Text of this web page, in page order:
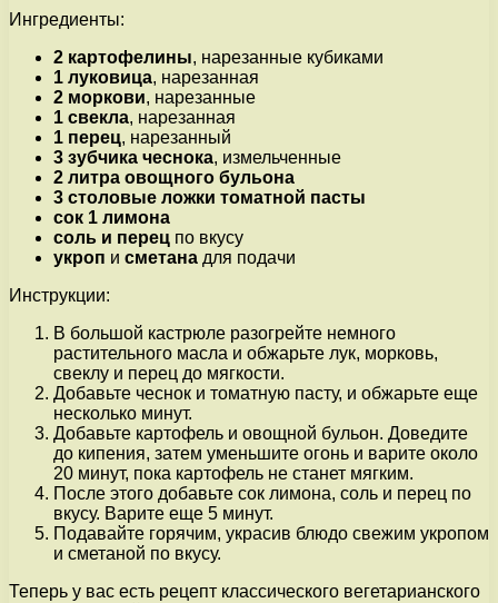
Ингредиенты:
2 картофелины, нарезанные кубиками
1 луковица, нарезанная
2 моркови, нарезанные
1 свекла, нарезанная
1 перец, нарезанный
3 зубчика чеснока, измельченные
2 литра овощного бульона
3 столовые ложки томатной пасты
сок 1 лимона
соль и перец по вкусу
укроп и сметана для подачи
Инструкции:
В большой кастрюле разогрейте немного
растительного масла и обжарьте лук, морковь,
свеклу и перец до мягкости.
Добавьте чеснок и томатную пасту, и обжарьте еще
несколько минут.
Добавьте картофель и овощной бульон. Доведите
до кипения, затем уменьшите огонь и варите около
20 минут, пока картофель не станет мягким.
После этого добавьте сок лимона, соль и перец по
вкусу. Варите еще 5 минут.
Подавайте горячим, украсив блюдо свежим укропом
и сметаной по вкусу.
Теперь у вас есть рецепт классического вегетарианского